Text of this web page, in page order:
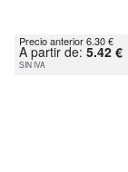
Precio anterior 6.30 €
A partir de: 5.42 €
SIN IVA